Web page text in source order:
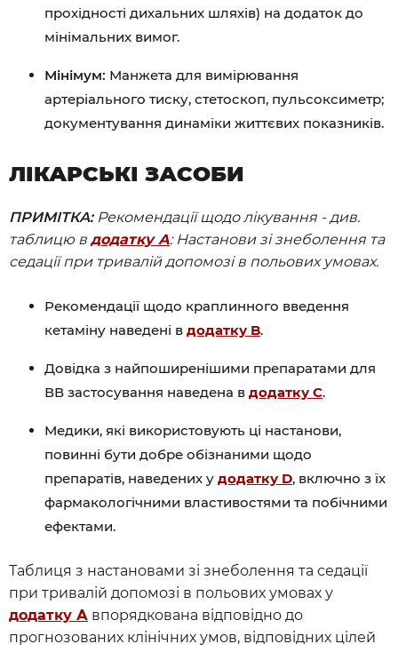
прохідності дихальних шляхів) на додаток до
мінімальних вимог.
Мінімум: Манжета для вимірювання
артеріального тиску, стетоскоп, пульсоксиметр;
документування динаміки життєвих показників.
ЛІКАРСЬКІ ЗАСОБИ
ПРИМІТКА:Рекомендації щодо лікування - див.
таблицю в додатку А: Настанови зі знеболення та
седації при тривалій допомозі в польових умовах.
Рекомендації щодо краплинного введення
кетаміну наведені в додатку B.
Довідка з найпоширенішими препаратами для
ВВ застосування наведена в додатку C.
Медики, які використовують ці настанови,
повинні бути добре обізнаними щодо
препаратів, наведених у додатку D, включно з їх
фармакологічними властивостями та побічними
ефектами.
Таблиця з настановами зі знеболення та седації
при тривалій допомозі в польових умовах у
додатку А впорядкована відповідно до
прогнозованих клінічних умов, відповідних цілей